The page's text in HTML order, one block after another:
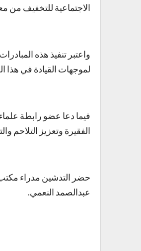
الاجتماعية للتخفيف من
واعتبر تنفيذ هذه
لموجهات القيادة في هذا
فيما دعا عضو رابطة
الفقيرة وتعزيز التلاحم
حضر التدشين مدراء مكتب
عبدالصمد النعمي.